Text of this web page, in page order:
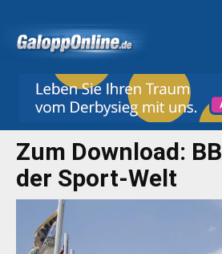
Zum Download:
der Sport-Welt